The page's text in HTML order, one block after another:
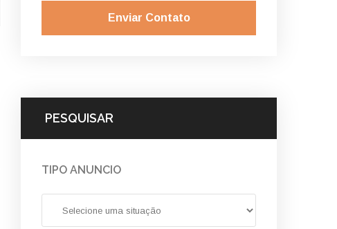
Enviar Contato
PESQUISAR
TIPO ANUNCIO